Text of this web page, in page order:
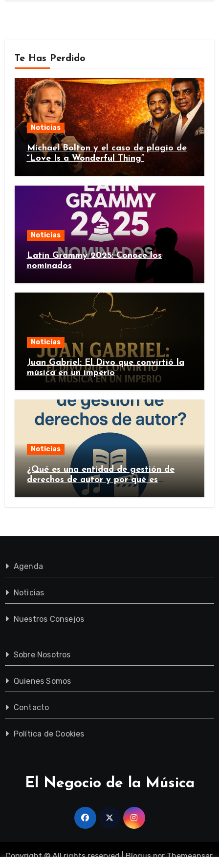
Te Has Perdido
Noticias
Michael Bolton y el caso de plagio de
“Love Is a Wonderful Thing”
Noticias
Latin Grammy 2025: Conoce los
nominados
Noticias
Juan Gabriel: El Divo que convirtió la
música en un imperio
Noticias
¿Qué es una entidad de gestión de
derechos de autor y por qué es
importante?
Agenda
Noticias
Nuestros Consejos
Sobre Nosotros
Quienes Somos
Contacto
Política de Cookies
El Negocio de la Música
Copyright © All rights reserved |BlogusporThemeansar.